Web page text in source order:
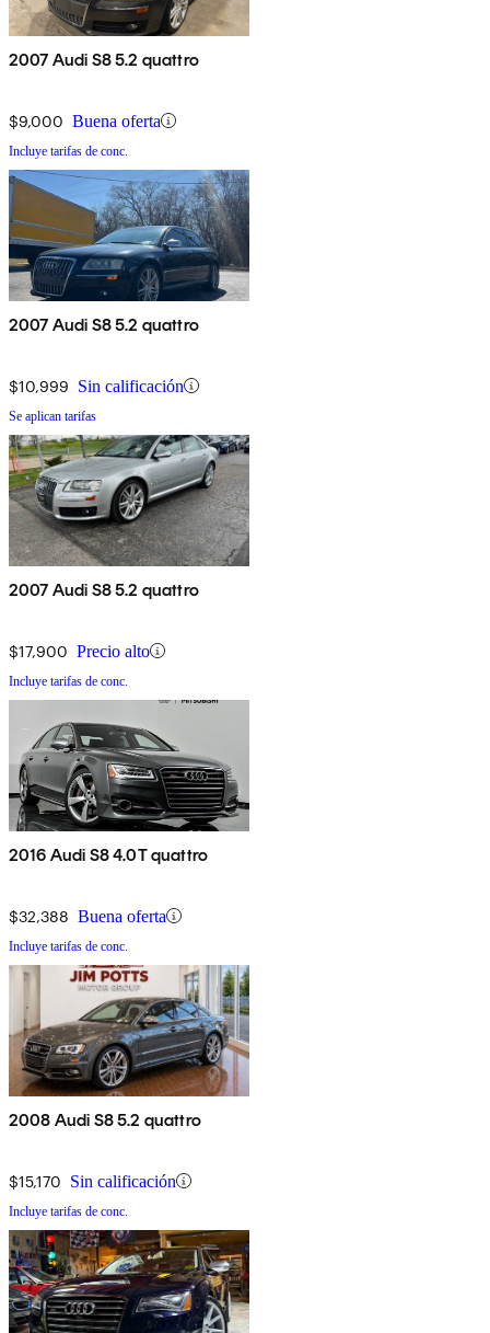
2007 Audi S8 5.2 quattro
$9,000 Buena oferta
Incluye tarifas de conc.
2007 Audi S8 5.2 quattro
$10,999 Sin calificación
Se aplican tarifas
2007 Audi S8 5.2 quattro
$17,900 Precio alto
Incluye tarifas de conc.
2016 Audi S8 4.0T quattro
$32,388 Buena oferta
Incluye tarifas de conc.
2008 Audi S8 5.2 quattro
$15,170 Sin calificación
Incluye tarifas de conc.